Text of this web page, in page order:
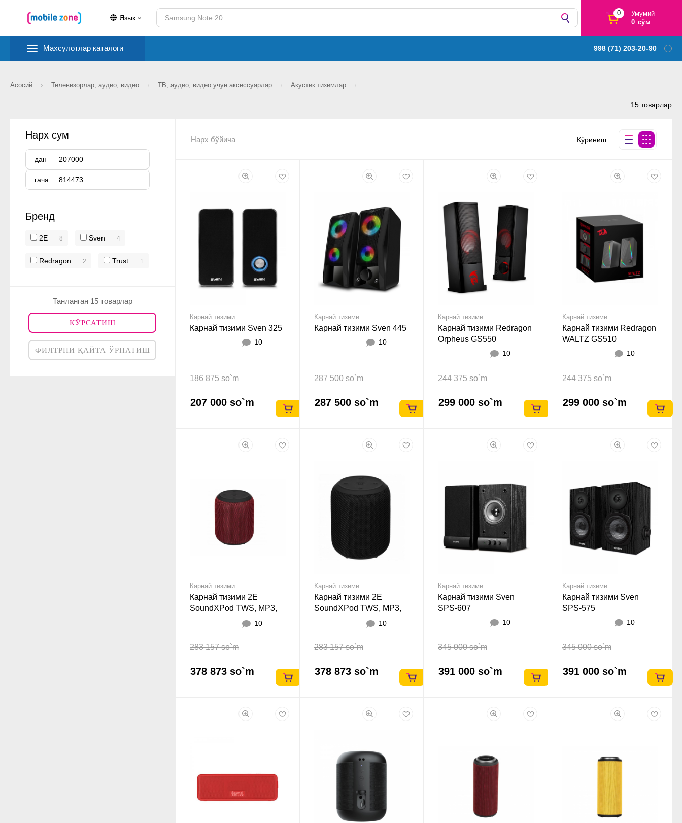
Язык
0
Умумий
0 сўм
Махсулотлар каталоги 998 (71) 203-20-90
Асосий Телевизорлар, аудио, видео ТВ, аудио, видео учун аксессуарлар Акустик тизимлар
15 товарлар
Нарх сум
дан
гача
Бренд
2E 8 Sven 4
Redragon 2 Trust 1
Танланган 15 товарлар
КЎРСАТИШ
ФИЛТРНИ ҚАЙТА ЎРНАТИШ
Нарх бўйича Кўриниш:
Карнай тизими
Карнай тизими Sven 325
10
186 875 so`m
207 000 so`m
Карнай тизими
Карнай тизими Sven 445
10
287 500 so`m
287 500 so`m
Карнай тизими
Карнай тизими Redragon
Orpheus GS550
10
244 375 so`m
299 000 so`m
Карнай тизими
Карнай тизими Redragon
WALTZ GS510
10
244 375 so`m
299 000 so`m
Карнай тизими
Карнай тизими 2E
SoundXPod TWS, MP3,
Wireless, Waterproof Red
10
283 157 so`m
378 873 so`m
Карнай тизими
Карнай тизими 2E
SoundXPod TWS, MP3,
Wireless, Waterproof
10
283 157 so`m
378 873 so`m
Карнай тизими
Карнай тизими Sven
SPS-607
10
345 000 so`m
391 000 so`m
Карнай тизими
Карнай тизими Sven
SPS-575
10
345 000 so`m
391 000 so`m